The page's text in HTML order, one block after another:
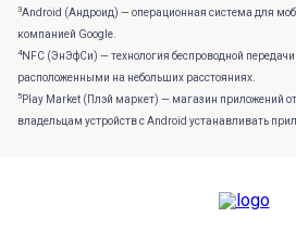
3Android (Андроид) — операционная система для
компанией Google.
4NFC (ЭнЭфСи) — технология беспроводной
расположенными на небольших расстояниях.
5 Play Market (Плэй маркет) — магазин приложений
владельцам устройств с Android устанавливать